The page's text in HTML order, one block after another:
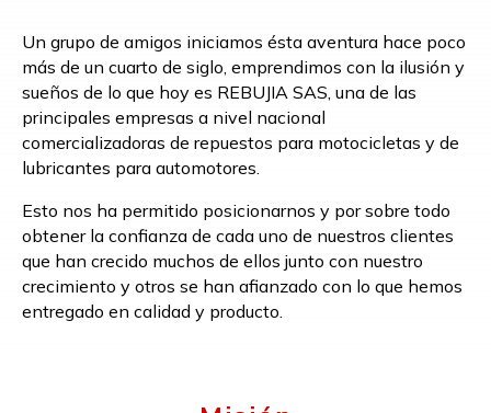
Un grupo de amigos iniciamos ésta aventura hace poco
más de un cuarto de siglo, emprendimos con la ilusión y
sueños de lo que hoy es REBUJIA SAS, una de las
principales empresas a nivel nacional
comercializadoras de repuestos para motocicletas y de
lubricantes para automotores.
Esto nos ha permitido posicionarnos y por sobre todo
obtener la confianza de cada uno de nuestros clientes
que han crecido muchos de ellos junto con nuestro
crecimiento y otros se han afianzado con lo que hemos
entregado en calidad y producto.